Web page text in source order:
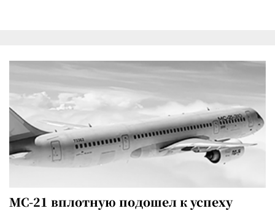
МС-21 вплотную подошел к успеху